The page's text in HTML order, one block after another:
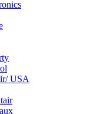
USA